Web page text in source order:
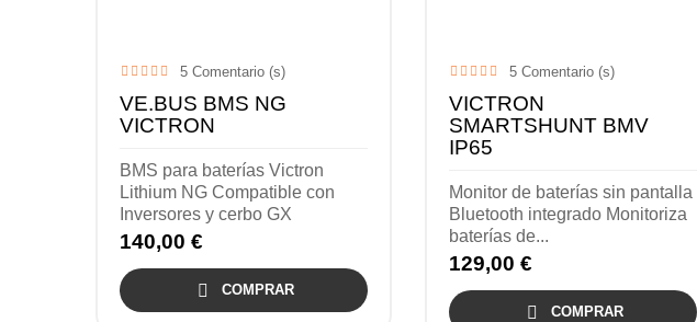
5 Comentario (s)
VE.BUS BMS NG
VICTRON
BMS para baterías Victron
Lithium NG Compatible con
Inversores y cerbo GX
140,00 €
 COMPRAR
5 Comentario (s)
VICTRON
SMARTSHUNT BMV
IP65
Monitor de baterías sin pantalla
Bluetooth integrado Monitoriza
baterías de...
129,00 €
 COMPRAR